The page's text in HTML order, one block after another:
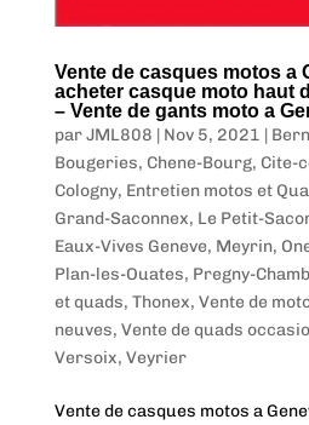
Vente de casques motos a
acheter casque moto haut
– Vente de gants moto a
parJML808 | Nov 5, 2021 |
Bougeries, Chene-Bourg, Cite-
Cologny, Entretien motos et
Grand-Saconnex, Le Petit-
Eaux-Vives Geneve, Meyrin,
Plan-les-Ouates, Pregny-
et quads, Thonex, Vente de
neuves, Vente de quads
Versoix, Veyrier
Vente de casques motos a